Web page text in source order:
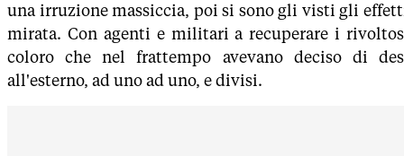
una irruzione massiccia, poi si sono gli visti gli
mirata. Con agenti e militari a recuperare i
coloro che nel frattempo avevano deciso di
all'esterno, ad uno ad uno, e divisi.